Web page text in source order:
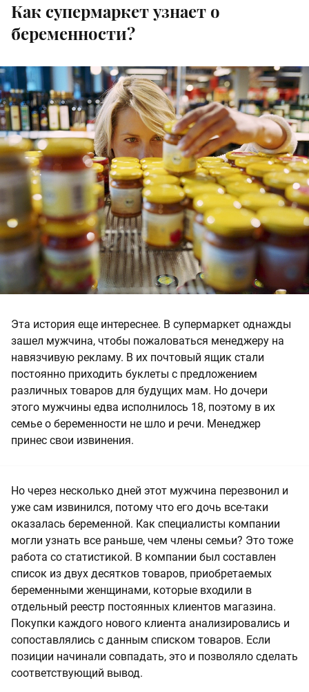
Как супермаркет узнает о
беременности?
Эта история еще интереснее. В супермаркет однажды
зашел мужчина, чтобы пожаловаться менеджеру на
навязчивую рекламу. В их почтовый ящик стали
постоянно приходить буклеты с предложением
различных товаров для будущих мам. Но дочери
этого мужчины едва исполнилось 18, поэтому в их
семье о беременности не шло и речи. Менеджер
принес свои извинения.
Но через несколько дней этот мужчина перезвонил и
уже сам извинился, потому что его дочь все-таки
оказалась беременной. Как специалисты компании
могли узнать все раньше, чем члены семьи? Это тоже
работа со статистикой. В компании был составлен
список из двух десятков товаров, приобретаемых
беременными женщинами, которые входили в
отдельный реестр постоянных клиентов магазина.
Покупки каждого нового клиента анализировались и
сопоставлялись с данным списком товаров. Если
позиции начинали совпадать, это и позволяло сделать
соответствующий вывод.